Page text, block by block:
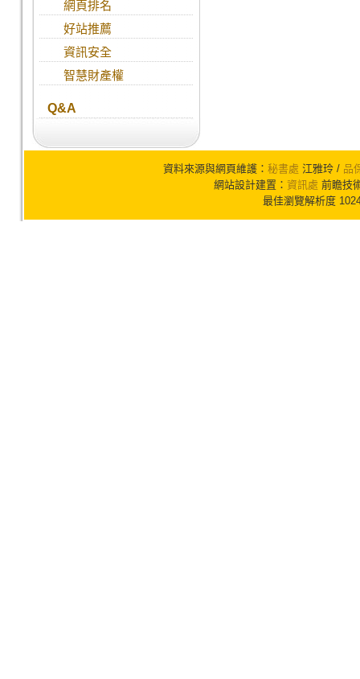
網頁排名
好站推薦
資訊安全
智慧財產權
Q&A
資料來源與網頁維護： 秘書處 江雅玲 / 品
網站設計建置： 資訊處 前瞻技
最佳瀏覽解析度